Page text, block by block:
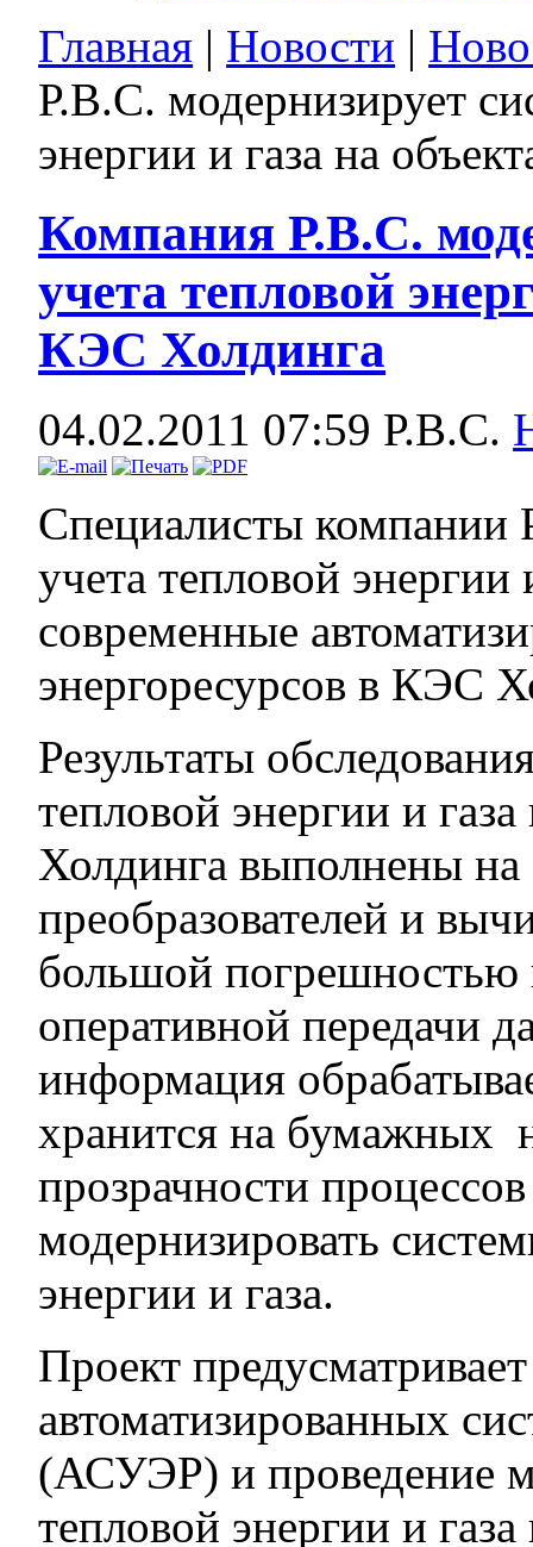
Главная | Новости |
Р.В.С. модернизирует
энергии и газа на
Компания Р.В.С.
учета тепловой
КЭС Холдинга
04.02.2011 07:59 Р.В.С.
Специалисты компании
учета тепловой энергии
современные
энергоресурсов в КЭС
Результаты
тепловой энергии и
Холдинга выполнены на
преобразователей и
большой погрешностью
оперативной передачи
информация
хранится на бумажных
прозрачности
модернизировать
энергии и газа.
Проект
автоматизированных
(АСУЭР) и проведение
тепловой энергии и